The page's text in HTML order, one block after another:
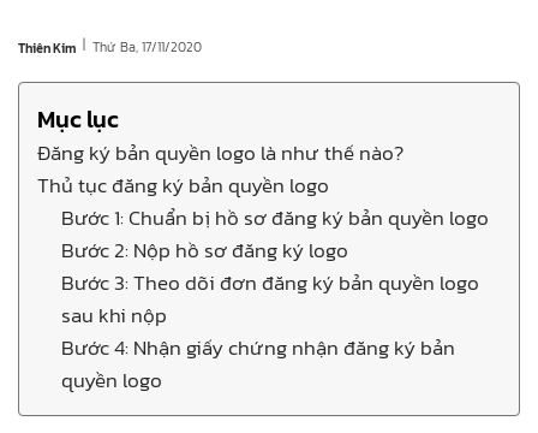
Thiên Kim | Thứ Ba, 17/11/2020
Mục lục
Đăng ký bản quyền logo là như thế nào?
Thủ tục đăng ký bản quyền logo
Bước 1: Chuẩn bị hồ sơ đăng ký bản quyền logo
Bước 2: Nộp hồ sơ đăng ký logo
Bước 3: Theo dõi đơn đăng ký bản quyền logo
sau khi nộp
Bước 4: Nhận giấy chứng nhận đăng ký bản
quyền logo